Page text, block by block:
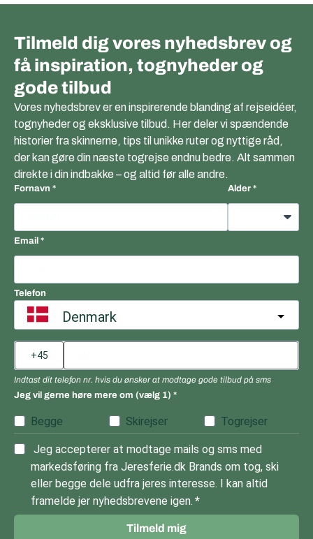
Tilmeld dig vores nyhedsbrev og
få inspiration, tognyheder og
gode tilbud
Vores nyhedsbrev er en inspirerende blanding af rejseidéer,
tognyheder og eksklusive tilbud. Her deler vi spændende
historier fra skinnerne, tips til unikke ruter og nyttige råd,
der kan gøre din næste togrejse endnu bedre. Alt sammen
direkte i din indbakke – og altid før alle andre.
Fornavn Alder
Email
Telefon
Denmark
Indtast dit telefon nr. hvis du ønsker at modtage gode tilbud på sms
Jeg vil gerne høre mere om (vælg 1)
Begge Skirejser Togrejser
Jeg accepterer at modtage mails og sms med
markedsføring fra Jeresferie.dk Brands om tog, ski
eller begge dele udfra jeres interesse. I kan altid
framelde jer nyhedsbrevene igen.
Tilmeld mig